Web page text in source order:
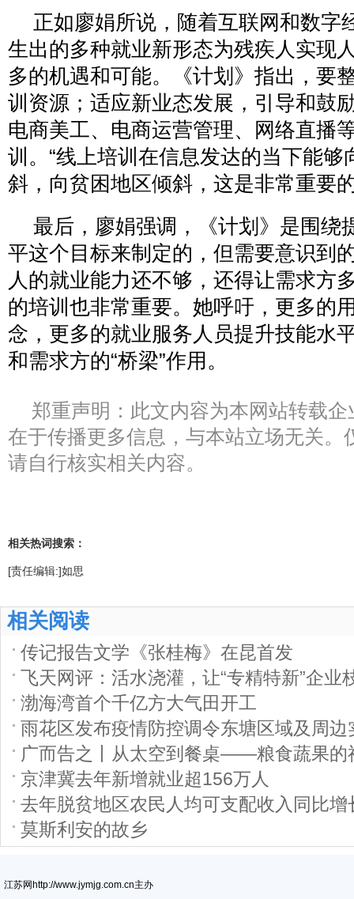
正如廖娟所说，随着互联网和数字
生出的多种就业新形态为残疾人实现
多的机遇和可能。《计划》指出，要
训资源；适应新业态发展，引导和鼓
电商美工、电商运营管理、网络直播
训。“线上培训在信息发达的当下能够
斜，向贫困地区倾斜，这是非常重要
最后，廖娟强调，《计划》是围绕
平这个目标来制定的，但需要意识到
人的就业能力还不够，还得让需求方
的培训也非常重要。她呼吁，更多的
念，更多的就业服务人员提升技能水
和需求方的“桥梁”作用。
郑重声明：此文内容为本网站转载
在于传播更多信息，与本站立场无关。
请自行核实相关内容。
相关热词搜索：
[责任编辑:]如思
相关阅读
传记报告文学《张桂梅》在昆首发
飞天网评：活水浇灌，让“专精特新”企业
渤海湾首个千亿方大气田开工
雨花区发布疫情防控调令东塘区域及周边
广而告之丨从太空到餐桌——粮食蔬果的
京津冀去年新增就业超156万人
去年脱贫地区农民人均可支配收入同比增
莫斯利安的故乡
江苏网http://www.jymjg.com.cn主办